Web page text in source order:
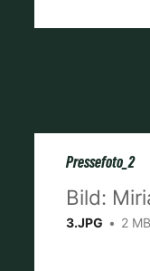
Pressefoto_2
Bild:
3.JPG 2 MB